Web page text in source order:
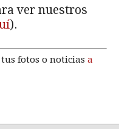
ver nuestros
).
fotos o noticias a